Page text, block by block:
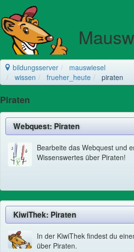
bildungsserver
mauswiesel
wissen
frueher_heute piraten
Piraten
Webquest: Piraten
Bearbeite das Webquest und
Wissenswertes über Piraten!
KiwiThek: Piraten
In der KiwiThek findest du
über Piraten.